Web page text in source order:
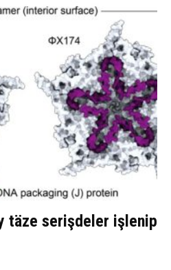
täze serişdeler işlenip